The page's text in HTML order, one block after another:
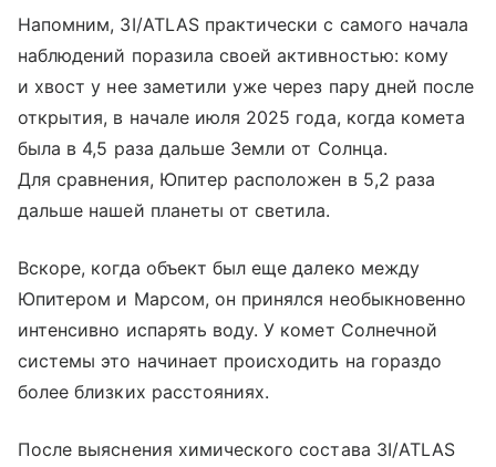
Напомним, 3I/ATLAS практически с самого начала
наблюдений поразила своей активностью: кому
и хвост у нее заметили уже через пару дней после
открытия, в начале июля 2025 года, когда комета
была в 4,5 раза дальше Земли от Солнца.
Для сравнения, Юпитер расположен в 5,2 раза
дальше нашей планеты от светила.
Вскоре, когда объект был еще далеко между
Юпитером и Марсом, он принялся необыкновенно
интенсивно испарять воду. У комет Солнечной
системы это начинает происходить на гораздо
более близких расстояниях.
После выяснения химического состава 3I/ATLAS